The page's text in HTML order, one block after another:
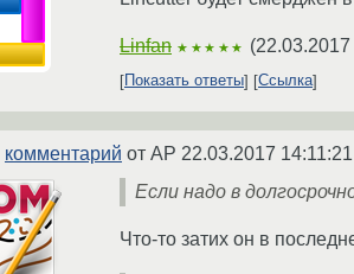
Linfan ★★★★★ (
Показать ответы Ссылка
комментарий от AP 22.03.2017
Если надо в
Что-то затих он в